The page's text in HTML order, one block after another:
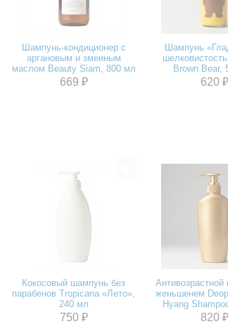
Шампунь-кондиционер с
аргановым и змеиным
маслом Beauty Siam, 800 мл
669 ₽
Шампунь
Brown Bear,
620 ₽
Кокосовый шампунь без
парабенов Tropicana «Лето»,
240 мл
750 ₽
женьшенем
Hyang
820 ₽